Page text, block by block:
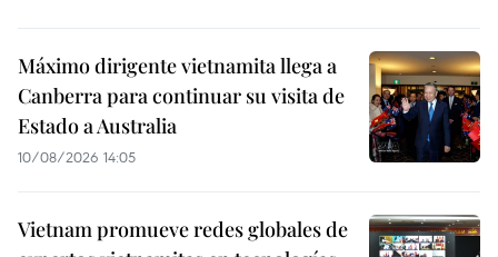
Máximo dirigente vietnamita llega a
Canberra para continuar su visita de
Estado a Australia
10/08/2026 14:05
Vietnam promueve redes globales de